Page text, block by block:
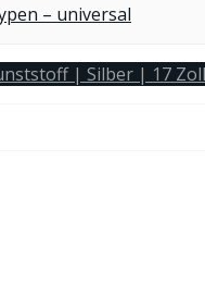
– universal
| Silber | 17 Zoll